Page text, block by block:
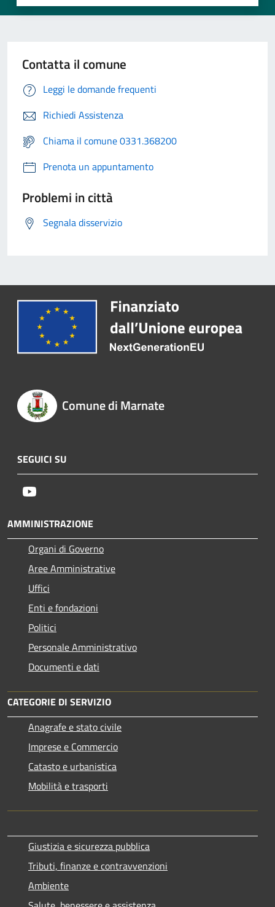
Contatta il comune
Leggi le domande frequenti
Richiedi Assistenza
Chiama il comune 0331.368200
Prenota un appuntamento
Problemi in città
Segnala disservizio
Comune di Marnate
SEGUICI SU
AMMINISTRAZIONE
Organi di Governo
Aree Amministrative
Uffici
Enti e fondazioni
Politici
Personale Amministrativo
Documenti e dati
CATEGORIE DI SERVIZIO
Anagrafe e stato civile
Imprese e Commercio
Catasto e urbanistica
Mobilità e trasporti
Giustizia e sicurezza pubblica
Tributi, finanze e contravvenzioni
Ambiente